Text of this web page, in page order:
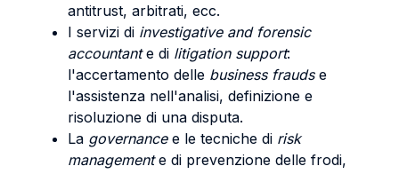
antitrust, arbitrati, ecc.
I servizi di investigative and forensic
accountante di litigation support:
l'accertamento delle business frauds e
l'assistenza nell'analisi, definizione e
risoluzione di una disputa.
La governancee le tecniche di risk
managemente di prevenzione delle frodi,